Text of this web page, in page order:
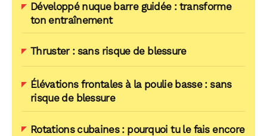
Développé nuque barre guidée : transforme
ton entraînement
Thruster : sans risque de blessure
Élévations frontales à la poulie basse : sans
risque de blessure
Rotations cubaines : pourquoi tu le fais encore